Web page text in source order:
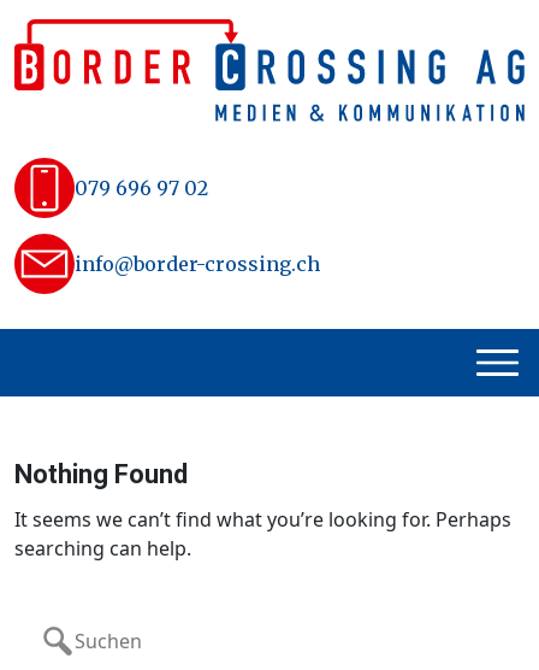
Skip
to
content
079 696 97 02
info@border-crossing.ch
Nothing Found
It seems we can’t find what you’re looking for. Perhaps
searching can help.
for: